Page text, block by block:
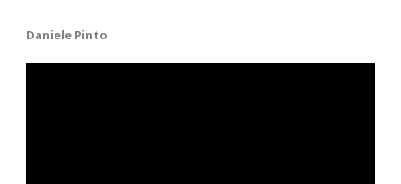
Daniele Pinto